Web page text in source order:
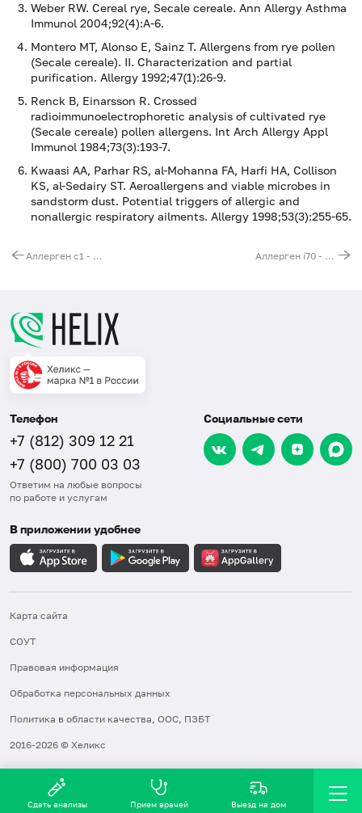
Weber RW. Cereal rye, Secale cereale. Ann Allergy Asthma
Immunol 2004;92(4):A-6.
Montero MT, Alonso E, Sainz T. Allergens from rye pollen
(Secale cereale). II. Characterization and partial
purification. Allergy 1992;47(1):26-9.
Renck B, Einarsson R. Crossed
radioimmunoelectrophoretic analysis of cultivated rye
(Secale cereale) pollen allergens. Int Arch Allergy Appl
Immunol 1984;73(3):193-7.
Kwaasi AA, Parhar RS, al-Mohanna FA, Harfi HA, Collison
KS, al-Sedairy ST. Aeroallergens and viable microbes in
sandstorm dust. Potential triggers of allergic and
nonallergic respiratory ailments. Allergy 1998;53(3):255-65.
Аллерген c1 - пенициллин G, IgE Аллерген i70 - рыжий муравей, IgE
Телефон
+7 (812) 309 12 21
+7 (800) 700 03 03
Ответим на любые вопросы
по работе и услугам
Социальные сети
В приложении удобнее
Карта сайта
СОУТ
Правовая информация
Обработка персональных данных
Политика в области качества, ООС, ПЗБТ
2016-2026 © Хеликс
Сдать анализы Прием врачей Выезд на дом